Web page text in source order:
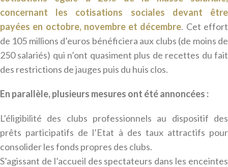
concernant les cotisations sociales devant être
payées en octobre, novembre et décembre. Cet effort
de 105 millions d’euros bénéficiera aux clubs (de moins de
250 salariés) qui n’ont quasiment plus de recettes du fait
des restrictions de jauges puis du huis clos.
En parallèle, plusieurs mesures ont été annoncées :
L’éligibilité des clubs professionnels au dispositif des
prêts participatifs de l’Etat à des taux attractifs pour
consolider les fonds propres des clubs.
S’agissant de l’accueil des spectateurs dans les enceintes